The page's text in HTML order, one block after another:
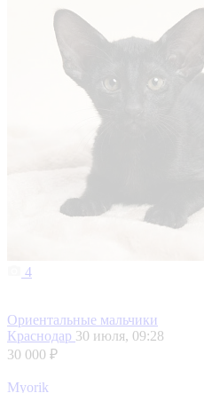
4
Ориентальные мальчики
Краснодар 30 июля, 09:28
30 000 ₽
Myorik